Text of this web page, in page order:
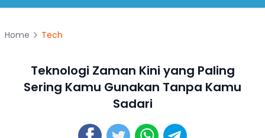
Home Tech
Teknologi Zaman Kini yang Paling
Sering Kamu Gunakan Tanpa Kamu
Sadari